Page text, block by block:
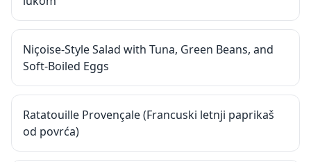
Niçoise-Style Salad with Tuna, Green Beans, and
Soft-Boiled Eggs
Ratatouille Provençale (Francuski letnji paprikaš
od povrća)